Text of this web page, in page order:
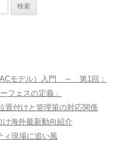
モデル）入門 ～ 第1回：
フェスの定義」
置付けと管理策の対応関係
海外最新動向紹介
ィ現場に追い風